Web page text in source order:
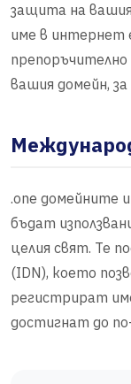
защита на
име в интернет
вашия домейн,
.one домейните
бъдат
целия свят. Те
(IDN), което
регистрират
достигнат до